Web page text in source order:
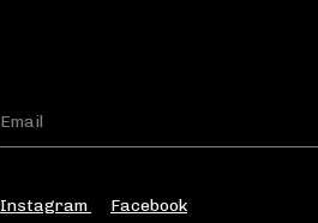
Instagram Facebook